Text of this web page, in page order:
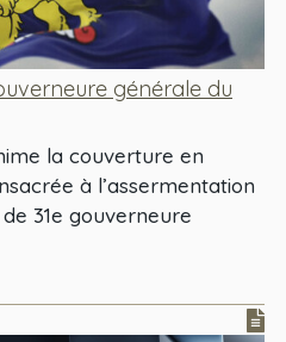
générale du
la couverture en
à l’assermentation
31e gouverneure